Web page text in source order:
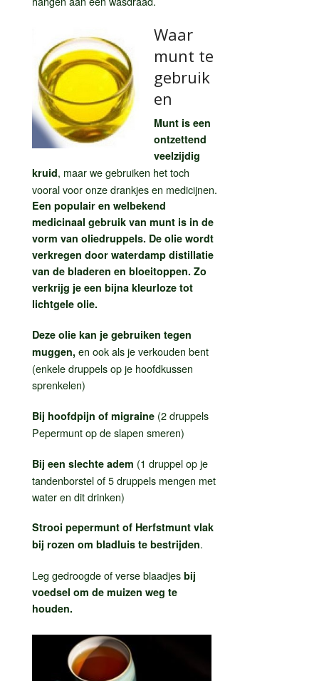
Waar
munt te
gebruik
en
Munt is een
ontzettend
veelzijdig
kruid, maar we gebruiken het toch
vooral voor onze drankjes en medicijnen.
Een populair en welbekend
medicinaal gebruik van munt is in de
vorm van oliedruppels. De olie wordt
verkregen door waterdamp distillatie
van de bladeren en bloeitoppen. Zo
verkrijg je een bijna kleurloze tot
lichtgele olie.
Deze olie kan je gebruiken tegen
muggen, en ook als je verkouden bent
(enkele druppels op je hoofdkussen
sprenkelen)
Bij hoofdpijn of migraine (2 druppels
Pepermunt op de slapen smeren)
Bij een slechte adem (1 druppel op je
tandenborstel of 5 druppels mengen met
water en dit drinken)
Strooi pepermunt of Herfstmunt vlak
bij rozen om bladluis te bestrijden.
Leg gedroogde of verse blaadjes bij
voedsel om de muizen weg te
houden.